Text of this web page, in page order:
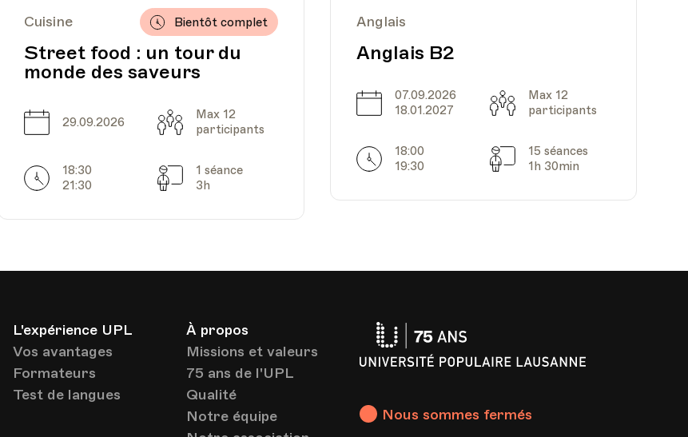
HEP - Haute Ecole
Pédagogique
1005, Lausanne
HEP - Haute Ecole
1005, Lausanne
Lieu
HEP - Haute Ecole
Pédagogique
1005, Lausanne
Av. de Cour 33
Cuisine
Street food : un tour du
monde des saveurs
Bientôt complet
Date
29.09.2026 Capacité
Max 12
participants
Horarires
18:30
21:30
Séances
1 séance
3h
Anglais
Anglais B2
Date
07.09.2026
18.01.2027
Capacité
Max 12
participants
Horarires
18:00
19:30
Séances
15 séances
1h 30min
L'expérience UPL
Vos avantages
Formateurs
Test de langues
À propos
Missions et valeurs
75 ans de l'UPL
Qualité
Notre équipe
Nous sommes fermés